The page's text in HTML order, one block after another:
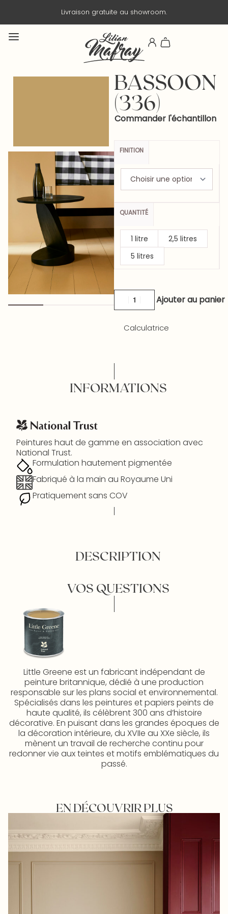
Livraison gratuite au showroom.
BASSOON
(336)
Commander l'échantillon
FINITION
QUANTITÉ
1 litre
2,5 litres
5 litres
Ajouter au panier
Calculatrice
INFORMATIONS
Peintures haut de gamme en association avec
National Trust.
Formulation hautement pigmentée
Fabriqué à la main au Royaume Uni
Pratiquement sans COV
DESCRIPTION
VOS QUESTIONS
Little Greene est un fabricant indépendant de
peinture britannique, dédié à une production
responsable sur les plans social et environnemental.
Spécialisés dans les peintures et papiers peints de
haute qualité, ils célèbrent 300 ans d’histoire
décorative. En puisant dans les grandes époques de
la décoration intérieure, du XVIIe au XXe siècle, ils
mènent un travail de recherche continu pour
redonner vie aux teintes et motifs emblématiques du
passé.
EN DÉCOUVRIR PLUS